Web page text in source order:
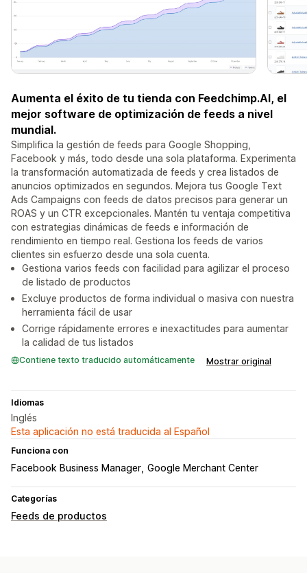
Aumenta el éxito de tu tienda con Feedchimp.AI, el
mejor software de optimización de feeds a nivel
mundial.
Simplifica la gestión de feeds para Google Shopping,
Facebook y más, todo desde una sola plataforma. Experimenta
la transformación automatizada de feeds y crea listados de
anuncios optimizados en segundos. Mejora tus Google Text
Ads Campaigns con feeds de datos precisos para generar un
ROAS y un CTR excepcionales. Mantén tu ventaja competitiva
con estrategias dinámicas de feeds e información de
rendimiento en tiempo real. Gestiona los feeds de varios
clientes sin esfuerzo desde una sola cuenta.
Gestiona varios feeds con facilidad para agilizar el proceso
de listado de productos
Excluye productos de forma individual o masiva con nuestra
herramienta fácil de usar
Corrige rápidamente errores e inexactitudes para aumentar
la calidad de tus listados
Contiene texto traducido automáticamente Mostrar original
Idiomas
Inglés
Esta aplicación no está traducida al Español
Funciona con
Facebook Business Manager Google Merchant Center
Categorías
Feeds de productos